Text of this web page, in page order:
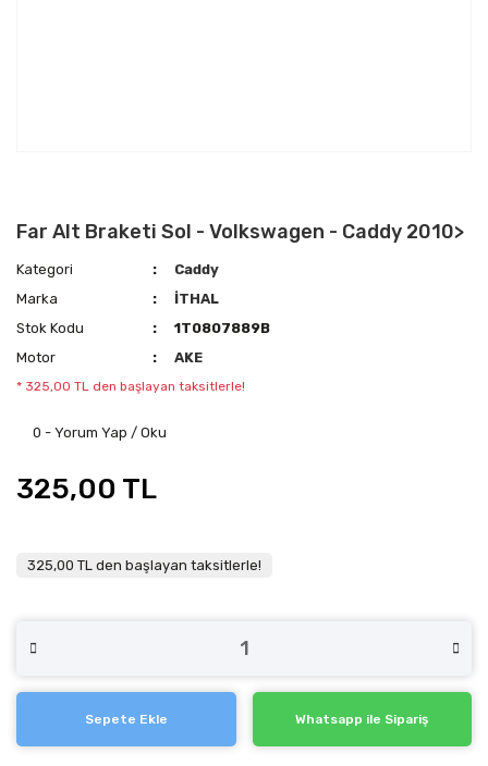
Far Alt Braketi Sol - Volkswagen - Caddy 2010>
Kategori
Caddy
Marka
İTHAL
Stok Kodu
1T0807889B
Motor
AKE
* 325,00 TL den başlayan taksitlerle!
0 - Yorum Yap / Oku
325,00 TL
325,00 TL den başlayan taksitlerle!
Sepete Ekle Whatsapp ile Sipariş